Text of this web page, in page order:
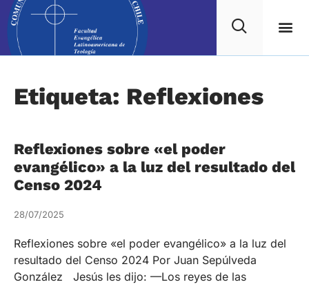
Etiqueta: Reflexiones
Reflexiones sobre «el poder
evangélico» a la luz del resultado del
Censo 2024
28/07/2025
Reflexiones sobre «el poder evangélico» a la luz del
resultado del Censo 2024 Por Juan Sepúlveda
González Jesús les dijo: —Los reyes de las